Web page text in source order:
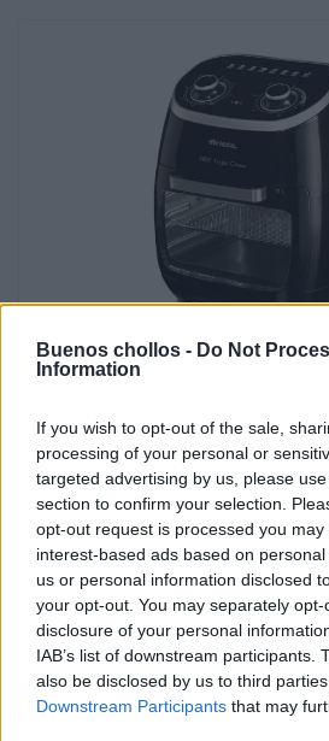
Buenos chollos - Do Not
Information
If you wish to opt-out of the sale,
processing of your personal or
targeted advertising by us, please
section to confirm your selection.
opt-out request is processed you may
interest-based ads based on
us or personal information disclosed
your opt-out. You may separately
disclosure of your personal
IAB’s list of downstream participants.
also be disclosed by us to third
Downstream Participants that may
Ariete 4619 Freidora de
11 L, multifunción,
minutos, puerta
temperatura 80 – 20…
La Ariete 4619 es una freidora de aire
ofrece una amplia gama de funciones
favoritos de manera más saludable y
capacidad de 11 litros, esta freidora
dorar, asar, descongelar, calentar,